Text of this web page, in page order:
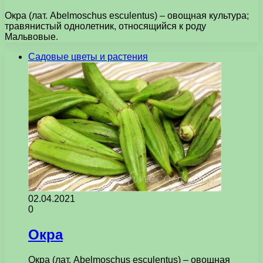
Окра (лат. Abelmoschus esculentus) – овощная культура;
травянистый однолетник, относящийся к роду
Мальвовые.
Садовые цветы и растения
02.04.2021
0
Окра
Окра (лат. Abelmoschus esculentus) – овощная